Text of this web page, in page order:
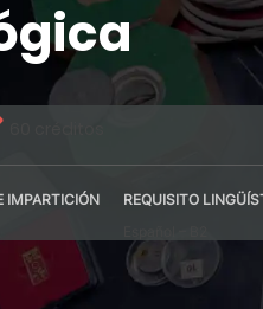
IMPARTICIÓN
REQUISITO